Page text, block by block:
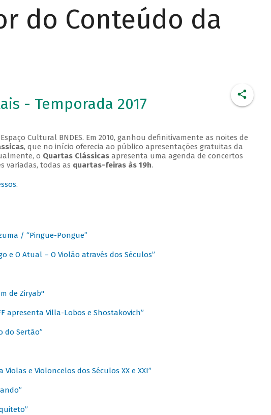
do Conteúdo da
- Temporada 2017
Cultural BNDES. Em 2010, ganhou definitivamente as noites de
, que no início oferecia ao público apresentações gratuitas da
o Quartas Clássicasapresenta uma agenda de concertos
variadas, todas as quartas-feiras às 19h.
.
/ “Pingue-Pongue”
e O Atual – O Violão através dos Séculos”
de Ziryab"
apresenta Villa-Lobos e Shostakovich”
do Sertão”
e Violoncelos dos Séculos XX e XXI”